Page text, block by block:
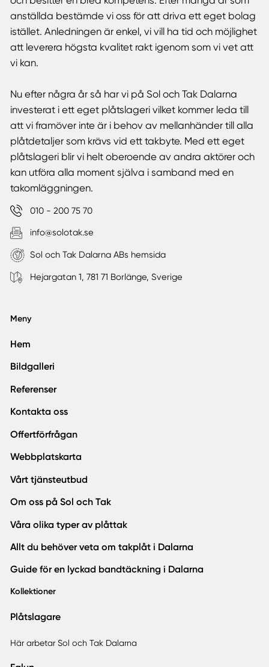
anställda bestämde vi oss för att driva ett eget bolag
istället. Anledningen är enkel, vi vill ha tid och möjlighet
att leverera högsta kvalitet rakt igenom som vi vet att
vi kan.
Nu efter några år så har vi på Sol och Tak Dalarna
investerat i ett eget plåtslageri vilket kommer leda till
att vi framöver inte är i behov av mellanhänder till alla
plåtdetaljer som krävs vid ett takbyte. Med ett eget
plåtslageri blir vi helt oberoende av andra aktörer och
kan utföra alla moment själva i samband med en
takomläggningen.
010 - 200 75 70
info@solotak.se
Sol och Tak Dalarna ABs hemsida
Hejargatan 1, 781 71 Borlänge, Sverige
Meny
Hem
Bildgalleri
Referenser
Kontakta oss
Offertförfrågan
Webbplatskarta
Vårt tjänsteutbud
Om oss på Sol och Tak
Våra olika typer av plåttak
Allt du behöver veta om takplåt i Dalarna
Guide för en lyckad bandtäckning i Dalarna
Kollektioner
Plåtslagare
Här arbetar Sol och Tak Dalarna